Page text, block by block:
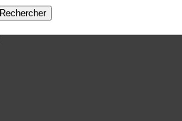
Rechercher